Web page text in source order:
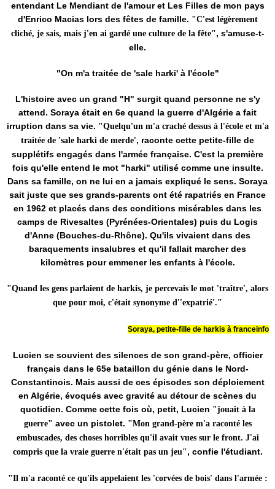
entendant Le Mendiant de l'amour et Les Filles de mon pays
d'Enrico Macias lors des fêtes de famille. "C'est légèrement
cliché, je sais, mais j'en ai gardé une culture de la fête", s'amuse-t-
elle.
"On m'a traitée de 'sale harki' à l'école"
L'histoire avec un grand "H" surgit quand personne ne s'y
attend. Soraya était en 6e quand la guerre d'Algérie a fait
irruption dans sa vie. "Quelqu'un m'a craché dessus à l'école et m'a
traitée de 'sale harki de merde', raconte cette petite-fille de
supplétifs engagés dans l'armée française. C'est la première
fois qu'elle entend le mot "harki" utilisé comme une insulte.
Dans sa famille, on ne lui en a jamais expliqué le sens. Soraya
sait juste que ses grands-parents ont été rapatriés en France
en 1962 et placés dans des conditions misérables dans les
camps de Rivesaltes (Pyrénées-Orientales) puis du Logis
d'Anne (Bouches-du-Rhône). Qu'ils vivaient dans des
baraquements insalubres et qu'il fallait marcher des
kilomètres pour emmener les enfants à l'école.
"Quand les gens parlaient de harkis, je percevais le mot 'traître', alors
que pour moi, c'était synonyme d''expatrié'."
Soraya, petite-fille de harkis à franceinfo
Lucien se souvient des silences de son grand-père, officier
français dans le 65e bataillon du génie dans le Nord-
Constantinois. Mais aussi de ces épisodes son déploiement
en Algérie, évoqués avec gravité au détour de scènes du
quotidien. Comme cette fois où, petit, Lucien "jouait à la
guerre" avec un pistolet. "Mon grand-père m'a raconté les
embuscades, des choses horribles qu'il avait vues sur le front. J'ai
compris que la vraie guerre n'était pas un jeu", confie l'étudiant.
"Il m'a raconté ce qu'ils appelaient les 'corvées de bois' dans l'armée :